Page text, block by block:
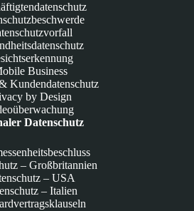
Business
Kundendatenschutz
by Design
Datenschutz
– Großbritannien
– USA
– Italien